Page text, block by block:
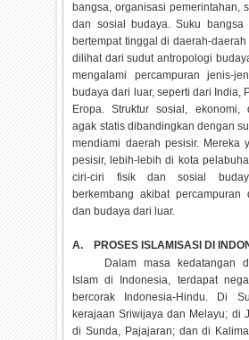
bangsa, organisasi pemerintahan,
dan sosial budaya. Suku bangsa
bertempat tinggal di daerah-
dilihat dari sudut antropologi
mengalami percampuran jenis-
budaya dari luar, seperti dari India,
Eropa. Struktur sosial, ekonomi,
agak statis dibandingkan dengan
mendiami daerah pesisir. Mereka
pesisir, lebih-lebih di kota
ciri-ciri fisik dan sosial
berkembang akibat percampuran
dan budaya dari luar.
A.
PROSES ISLAMISASI DI
Dalam masa kedatangan
Islam di Indonesia, terdapat
bercorak Indonesia-Hindu. Di
kerajaan Sriwijaya dan Melayu; di
di Sunda, Pajajaran; dan di